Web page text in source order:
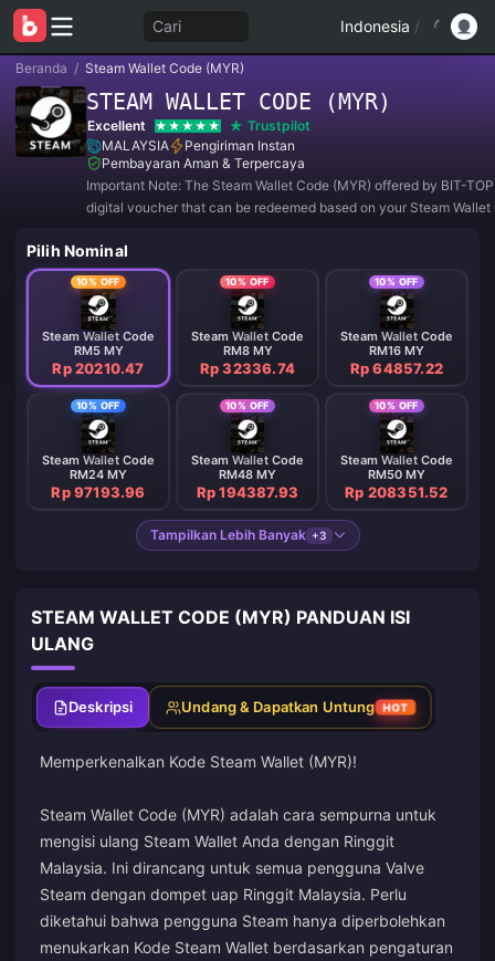
Cari Indonesia /
Beranda / Steam Wallet Code (MYR)
STEAM WALLET CODE (MYR)
Excellent
Trustpilot
MALAYSIA
Pengiriman Instan
Pembayaran Aman & Terpercaya
Important Note: The Steam Wallet Code (MYR) offered by BIT-
digital voucher that can be redeemed based on your Steam Wallet
Pilih Nominal
10% OFF
Steam Wallet Code
RM5 MY
Rp 20210.47
10% OFF
Steam Wallet Code
RM8 MY
Rp 32336.74
10% OFF
Steam Wallet Code
RM16 MY
Rp 64857.22
10% OFF
Steam Wallet Code
RM24 MY
Rp 97193.96
10% OFF
Steam Wallet Code
RM48 MY
Rp 194387.93
10% OFF
Steam Wallet Code
RM50 MY
Rp 208351.52
Tampilkan Lebih Banyak +3
STEAM WALLET CODE (MYR) PANDUAN ISI
ULANG
Deskripsi Undang & Dapatkan Untung HOT
Memperkenalkan Kode Steam Wallet (MYR)!
Steam Wallet Code (MYR) adalah cara sempurna untuk
mengisi ulang Steam Wallet Anda dengan Ringgit
Malaysia. Ini dirancang untuk semua pengguna Valve
Steam dengan dompet uap Ringgit Malaysia. Perlu
diketahui bahwa pengguna Steam hanya diperbolehkan
menukarkan Kode Steam Wallet berdasarkan pengaturan